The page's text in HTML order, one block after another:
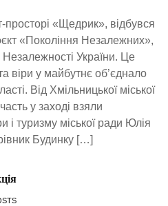
просторі «Щедрик», відбувся
«Покоління Незалежних»,
України. Це
віри у майбутнє об’єднало
Від Хмільницької міської
у заході взяли
і туризму міської ради Юлія
Будинку […]